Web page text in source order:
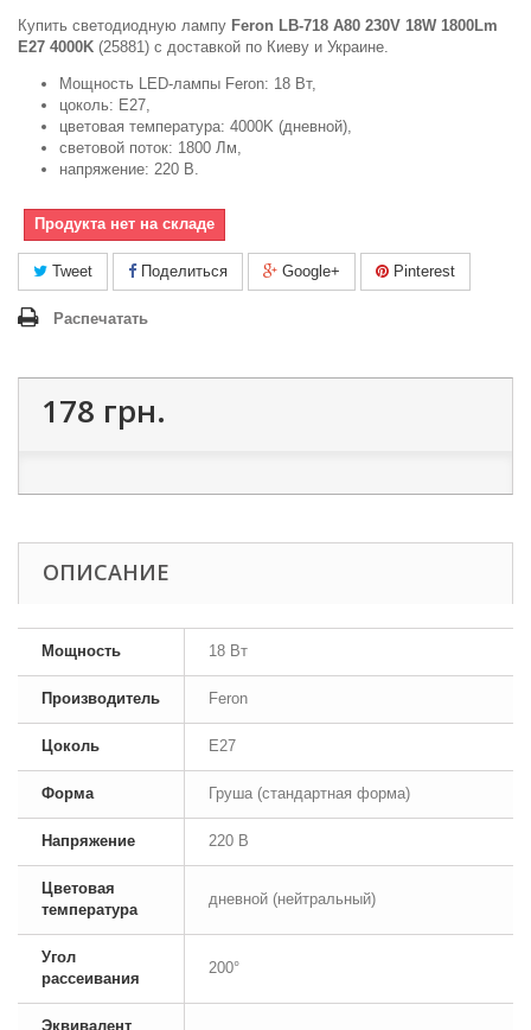
Купить светодиодную лампу Feron LB-718 A80 230V 18W 1800Lm
E27 4000K (25881) с доставкой по Киеву и Украине.
Мощность LED-лампы Feron: 18 Вт,
цоколь: Е27,
цветовая температура: 4000K (дневной),
световой поток: 1800 Лм,
напряжение: 220 В.
Продукта нет на складе
Tweet Поделиться Google+ Pinterest
Распечатать
178 грн.
ОПИСАНИЕ
Мощность 18 Вт
Производитель Feron
Цоколь E27
Форма Груша (стандартная форма)
Напряжение 220 В
Цветовая
температура
дневной (нейтральный)
Угол
рассеивания
200°
Эквивалент